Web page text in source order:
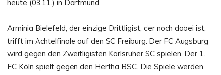
heute (03.11.) in Dortmund.
Arminia Bielefeld, der einzige Drittligist, der noch dabei ist,
trifft im Achtelfinale auf den SC Freiburg. Der FC Augsburg
wird gegen den Zweitligisten Karlsruher SC spielen. Der 1.
FC Köln spielt gegen den Hertha BSC. Die Spiele werden